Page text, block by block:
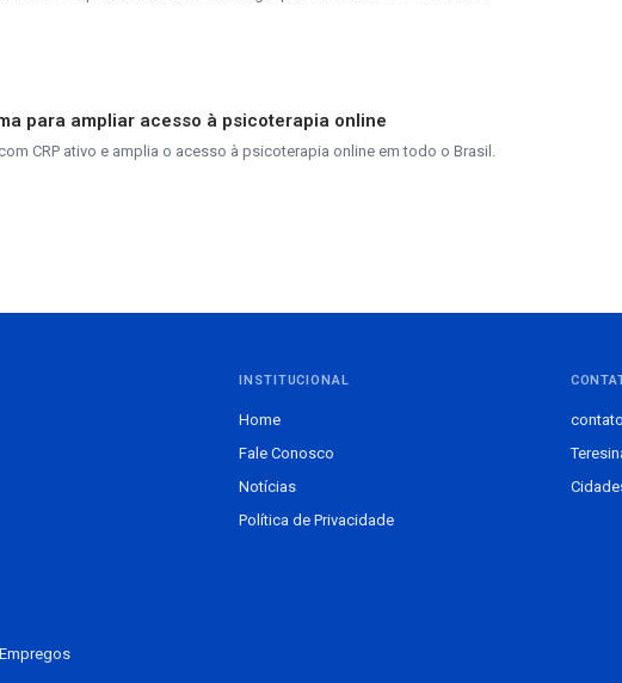
para ampliar acesso à psicoterapia online
CRP ativo e amplia o acesso à psicoterapia online em todo o Brasil.
INSTITUCIONAL
Home
Fale Conosco
Notícias
Política de Privacidade